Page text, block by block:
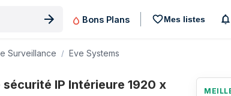
Bons Plans Mes listes
Surveillance Eve Systems
IP Intérieure 1920 x
Prix